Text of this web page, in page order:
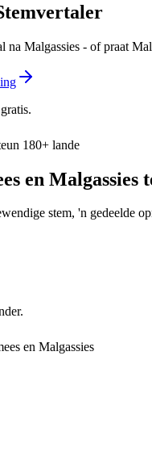
na Malgassies - of praat
180+ lande
en Malgassies
stem, 'n gedeelde
en Malgassies